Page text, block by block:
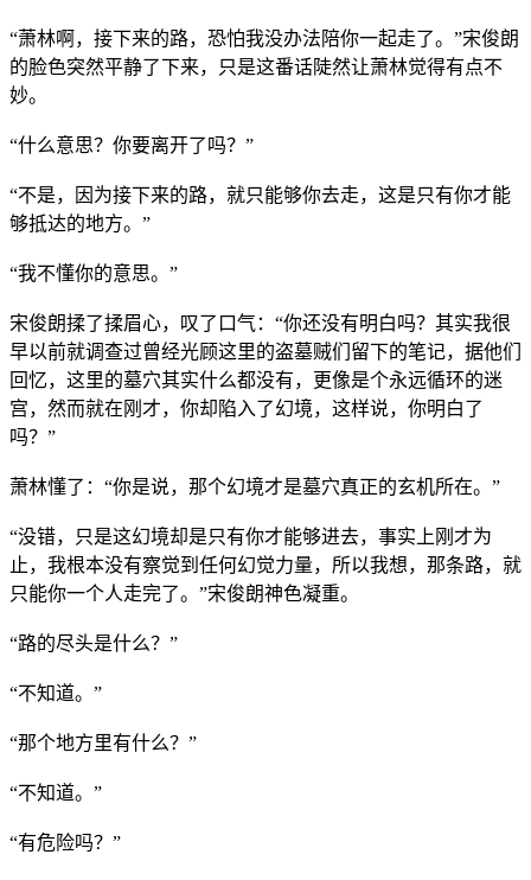
“萧林啊，接下来的路，恐怕我没办法陪你一起走了。”宋俊朗
的脸色突然平静了下来，只是这番话陡然让萧林觉得有点不
妙。
“什么意思？你要离开了吗？”
“不是，因为接下来的路，就只能够你去走，这是只有你才能
够抵达的地方。”
“我不懂你的意思。”
宋俊朗揉了揉眉心，叹了口气：“你还没有明白吗？其实我很
早以前就调查过曾经光顾这里的盗墓贼们留下的笔记，据他们
回忆，这里的墓穴其实什么都没有，更像是个永远循环的迷
宫，然而就在刚才，你却陷入了幻境，这样说，你明白了
吗？”
萧林懂了：“你是说，那个幻境才是墓穴真正的玄机所在。”
“没错，只是这幻境却是只有你才能够进去，事实上刚才为
止，我根本没有察觉到任何幻觉力量，所以我想，那条路，就
只能你一个人走完了。”宋俊朗神色凝重。
“路的尽头是什么？”
“不知道。”
“那个地方里有什么？”
“不知道。”
“有危险吗？”